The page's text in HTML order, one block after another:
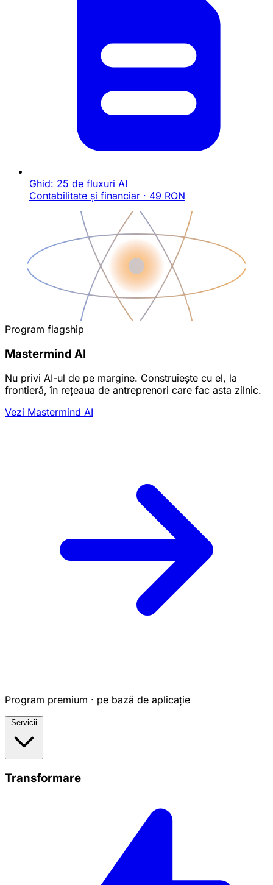
Ghid: 25 de fluxuri AI
Contabilitate și financiar · 49 RON
Program flagship
Mastermind AI
Nu privi AI-ul de pe margine. Construiește cu el, la
frontieră, în rețeaua de antreprenori care fac asta zilnic.
Vezi Mastermind AI
Program premium · pe bază de aplicație
Servicii
Transformare